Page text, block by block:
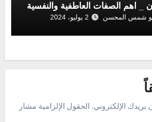
_ اهم الصفات العاطفية والنفسية
شمس المحسن 2 يوليو، 2024
الإلكتروني. الحقول الإلزامية مشار